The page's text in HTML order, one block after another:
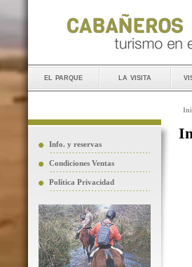
el parque la visita
Info. y reservas
Condiciones Ventas
Política Privacidad